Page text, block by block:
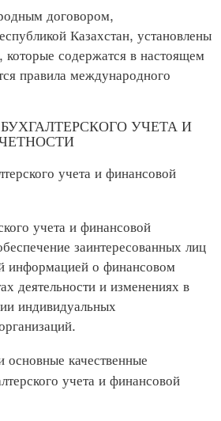
договором,
Казахстан, установлены
содержатся в настоящем
правила международного
УЧЕТА И
учета и финансовой
учета и финансовой
заинтересованных лиц
информацией о финансовом
деятельности и изменениях в
индивидуальных
качественные
учета и финансовой